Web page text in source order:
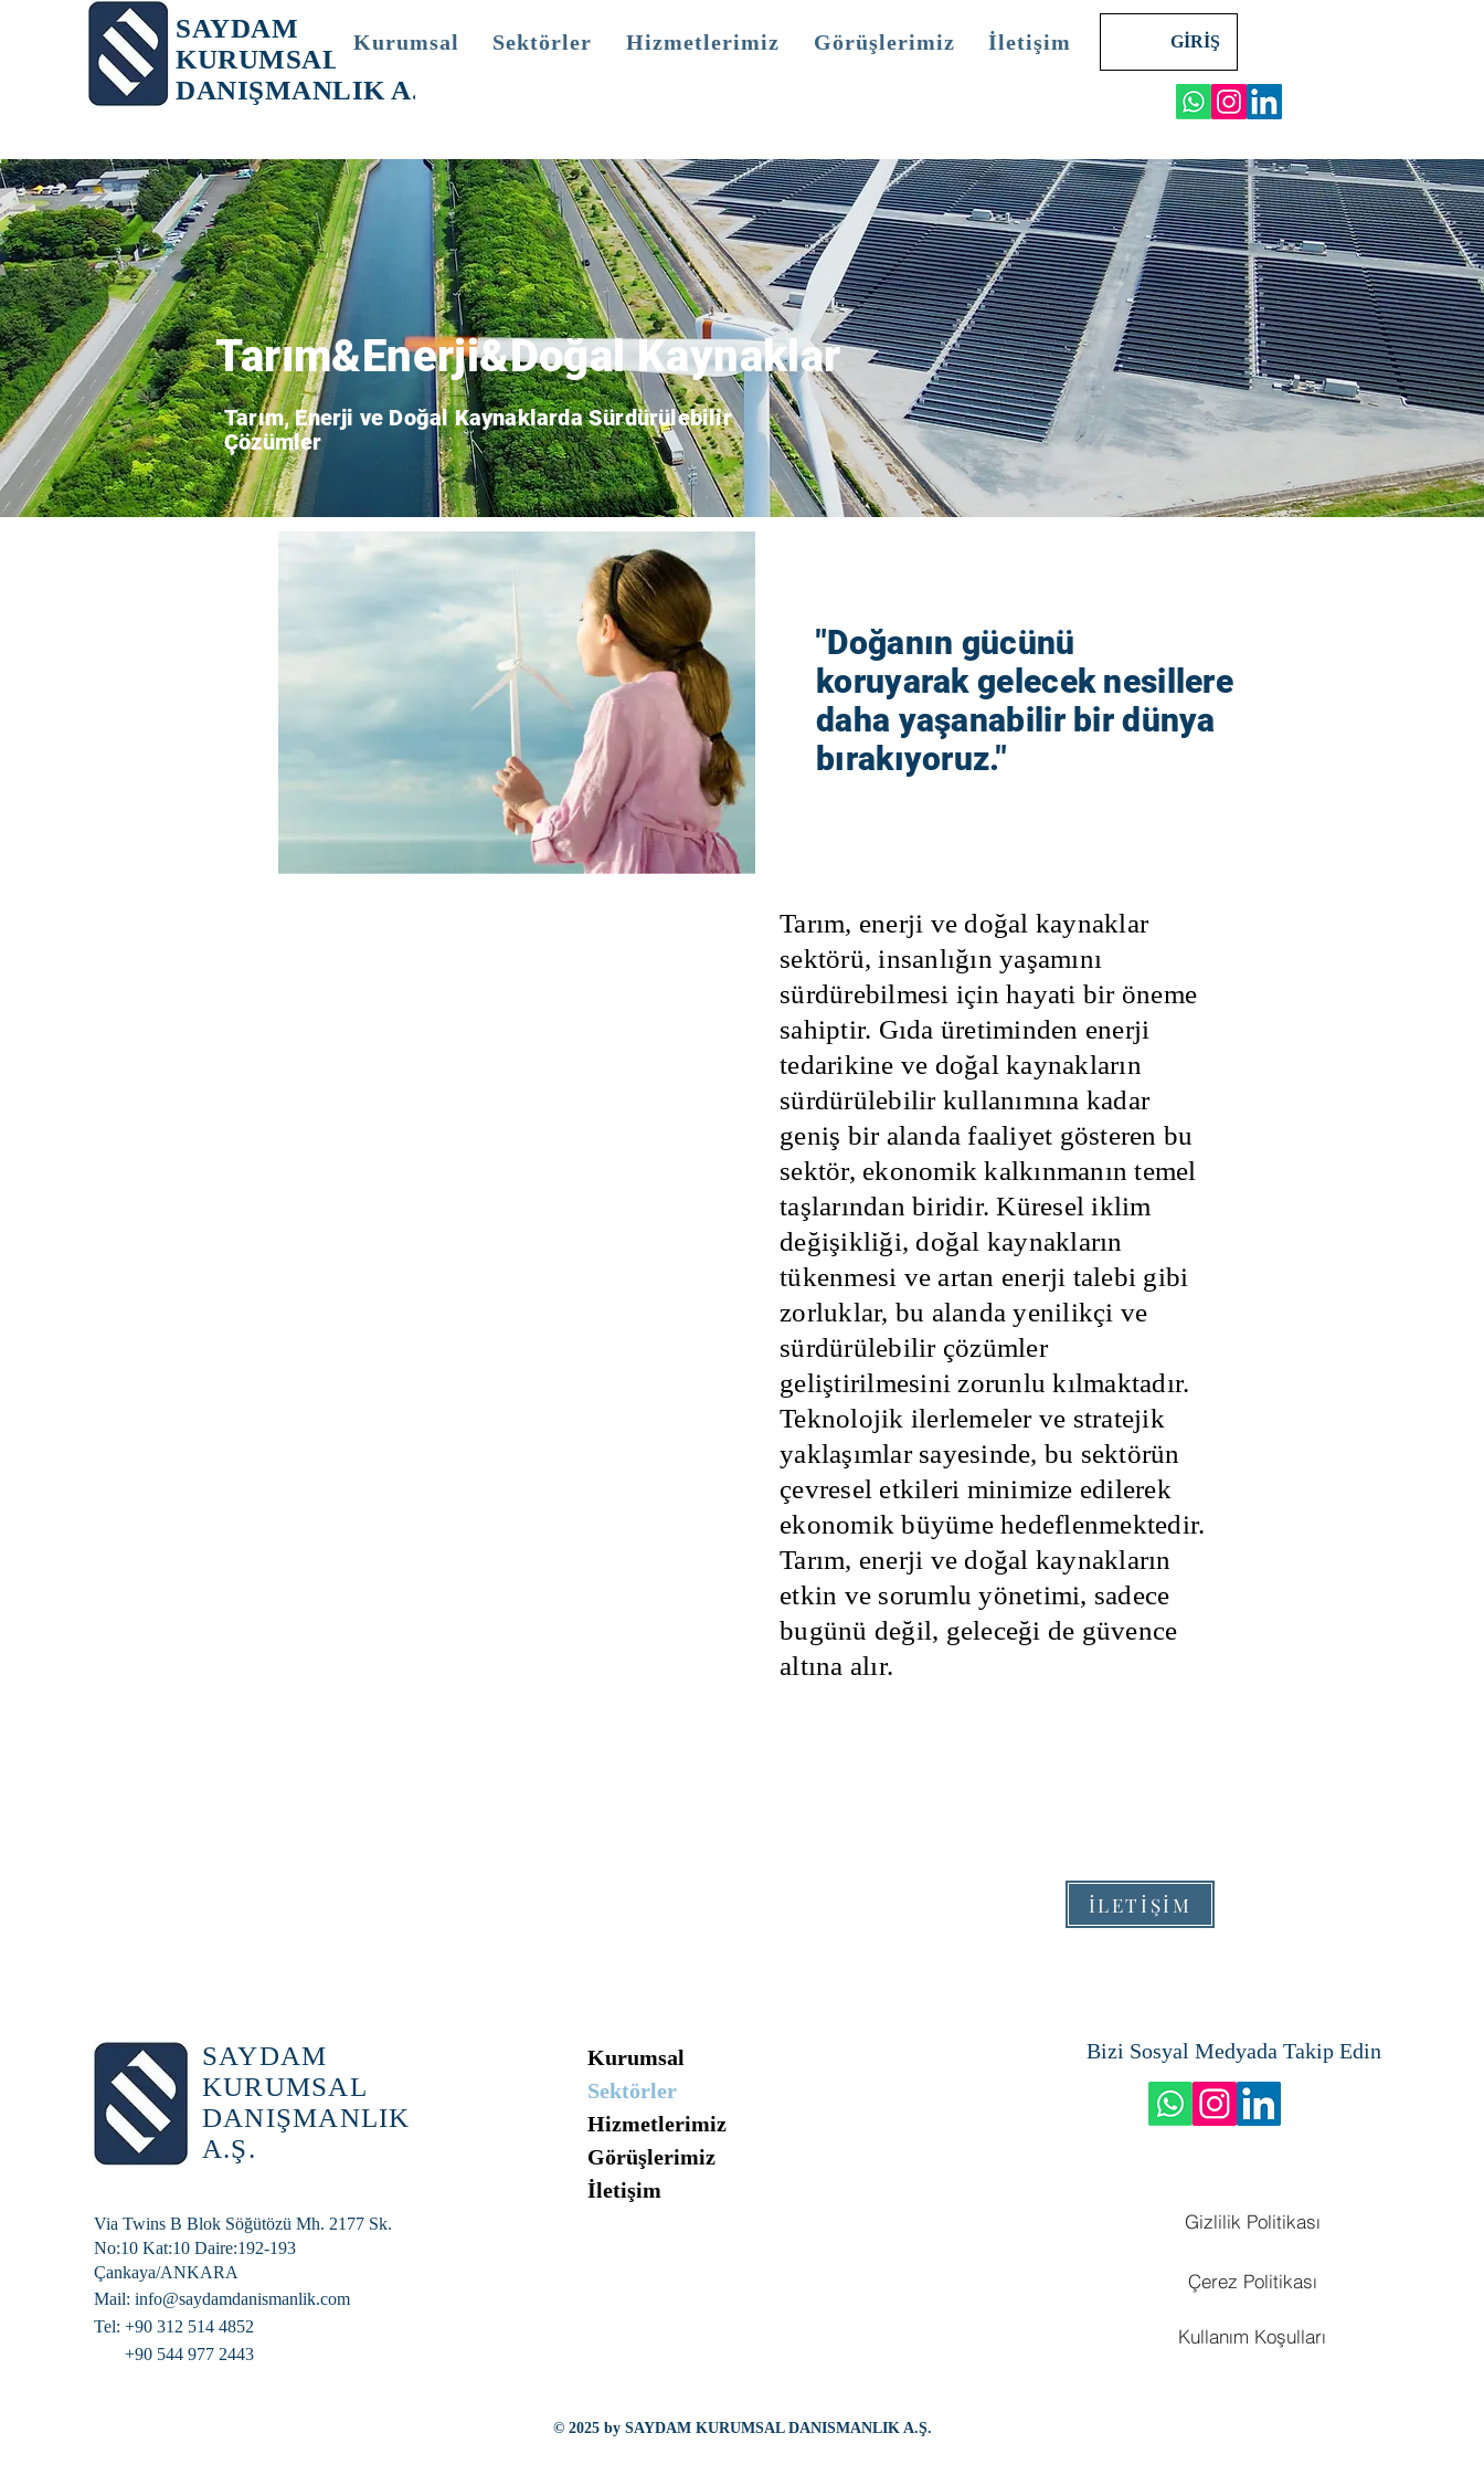
SAYDAM
KURUMSAL
DANIŞMANLIK A.Ş.
Kurumsal Sektörler Hizmetlerimiz Görüşlerimiz İletişim GİRİŞ
Tarım&Enerji&Doğal Kaynaklar
Tarım, Enerji ve Doğal Kaynaklarda Sürdürülebilir
Çözümler
"Doğanın gücünü
koruyarak gelecek nesillere
daha yaşanabilir bir dünya
bırakıyoruz."
Tarım, enerji ve doğal kaynaklar
sektörü, insanlığın yaşamını
sürdürebilmesi için hayati bir öneme
sahiptir. Gıda üretiminden enerji
tedarikine ve doğal kaynakların
sürdürülebilir kullanımına kadar
geniş bir alanda faaliyet gösteren bu
sektör, ekonomik kalkınmanın temel
taşlarından biridir. Küresel iklim
değişikliği, doğal kaynakların
tükenmesi ve artan enerji talebi gibi
zorluklar, bu alanda yenilikçi ve
sürdürülebilir çözümler
geliştirilmesini zorunlu kılmaktadır.
Teknolojik ilerlemeler ve stratejik
yaklaşımlar sayesinde, bu sektörün
çevresel etkileri minimize edilerek
ekonomik büyüme hedeflenmektedir.
Tarım, enerji ve doğal kaynakların
etkin ve sorumlu yönetimi, sadece
bugünü değil, geleceği de güvence
altına alır.
İLETİŞİM
SAYDAM
KURUMSAL
DANIŞMANLIK
A.Ş.
Via Twins B Blok Söğütözü Mh. 2177 Sk.
No:10 Kat:10 Daire:192-193
Çankaya/ANKARA
Mail: info@saydamdanismanlik.com
Tel: +90 312 514 4852
+90 544 977 2443
Kurumsal
Sektörler
Hizmetlerimiz
Görüşlerimiz
İletişim
© 2025 by SAYDAM KURUMSAL DANISMANLIK A.Ş.
Bizi Sosyal Medyada Takip Edin
Gizlilik Politikası
Çerez Politikası
Kullanım Koşulları